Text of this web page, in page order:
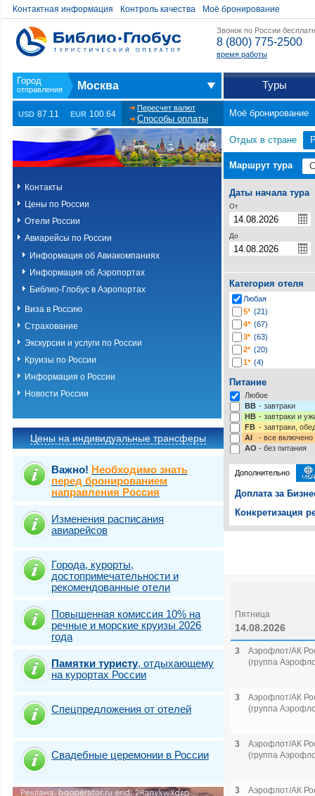
Контактная информация Контроль качества Моё бронирование
Звонок по России
8 (800) 775-2500
время работы
Москва Туры
USD 87.11 EUR 100.64
Пересчет валют
Способы оплаты
Моё бронирование
Контакты
Цены по России
Отели России
Авиарейсы по России
Информация об Авиакомпаниях
Информация об Аэропортах
Библио-Глобус в Аэропортах
Виза в Россию
Страхование
Экскурсии и услуги по России
Круизы по России
Информация о России
Новости России
Цены на индивидуальные трансферы
Важно! Необходимо знать
перед бронированием
направления Россия
Изменения расписания
авиарейсов
Города, курорты,
достопримечательности и
рекомендованные отели
Повышенная комиссия 10% на
речные и морские круизы 2026
года
Памятки туристу, отдыхающему
на курортах России
Спецпредложения от отелей
Свадебные церемонии в России
Отдых в стране
Маршрут тура
Даты начала тура
От
До
Категория отеля
Любая
5* (21)
4* (67)
3* (63)
2* (20)
1* (4)
Питание
Любое
BB - завтраки
HB - завтраки и
FB - завтраки,
AI
- все включено
AO - без питания
Дополнительно
Доплата за
Конкретизация
Пятница
14.08.2026
3
Аэрофлот/АК
(группа
3
Аэрофлот/АК
(группа
3
Аэрофлот/АК
(группа
3
Аэрофлот/АК